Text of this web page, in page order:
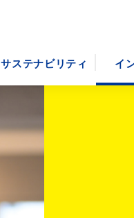
サステナビリティ イ